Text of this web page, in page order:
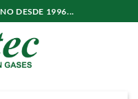
DESDE 1996...